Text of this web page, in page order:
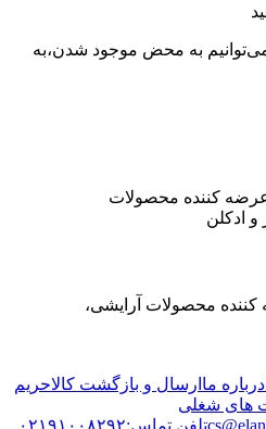
می‌توانیم به محض موجود شدن،به
عرضه کننده محصولات
و ادکلن
کننده محصولات آرایشی،
درباره ما ارسال و بازگشت کالاحریم
های شغلی
تلفن تماس:۰۲۱۹۱۰۰۸۲۹۲